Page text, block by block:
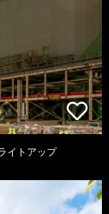
イトアップ